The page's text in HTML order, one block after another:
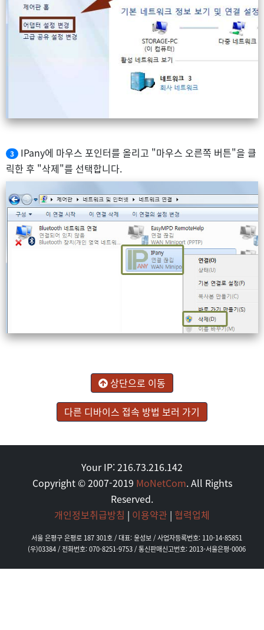
3
IPany에 마우스 포인터를 올리고 "마우스 오른쪽 버튼"을 클
릭한 후 "삭제"를 선택합니다.
상단으로 이동
다른 디바이스 접속 방법 보러 가기
Your IP: 216.73.216.142
Copyright © 2007-2019 MoNetCom. All Rights
Reserved.
개인정보취급방침 | 이용약관 | 협력업체
서울 은평구 은평로 187 301호 / 대표: 윤성보 / 사업자등록번호: 110-14-85851
(우)03384 / 전화번호: 070-8251-9753 / 통신판매신고번호: 2013-서울은평-0006